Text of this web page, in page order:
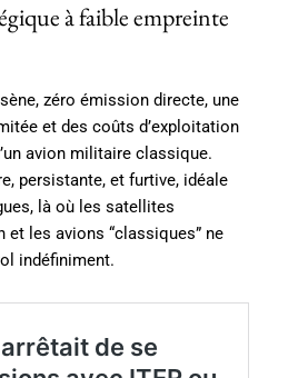
à faible empreinte
zéro émission directe, une
et des coûts d’exploitation
avion militaire classique.
persistante, et furtive, idéale
là où les satellites
et les avions “classiques” ne
indéfiniment.